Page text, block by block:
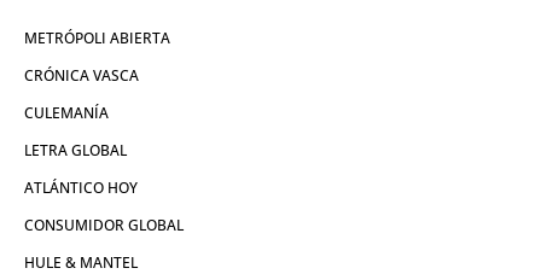
METRÓPOLI ABIERTA
CRÓNICA VASCA
CULEMANÍA
LETRA GLOBAL
ATLÁNTICO HOY
CONSUMIDOR GLOBAL
HULE & MANTEL